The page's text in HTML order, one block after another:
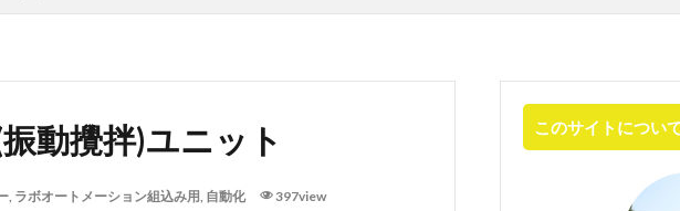
動攪拌)ユニット
, ラボオートメーション組込み用, 自動化 397view
このサイトについ
粉体分注
粉体秤量
粉末試薬
前処理
自動前処理装置 自動化
調合
電センサー
食品粉末 高粘度液体